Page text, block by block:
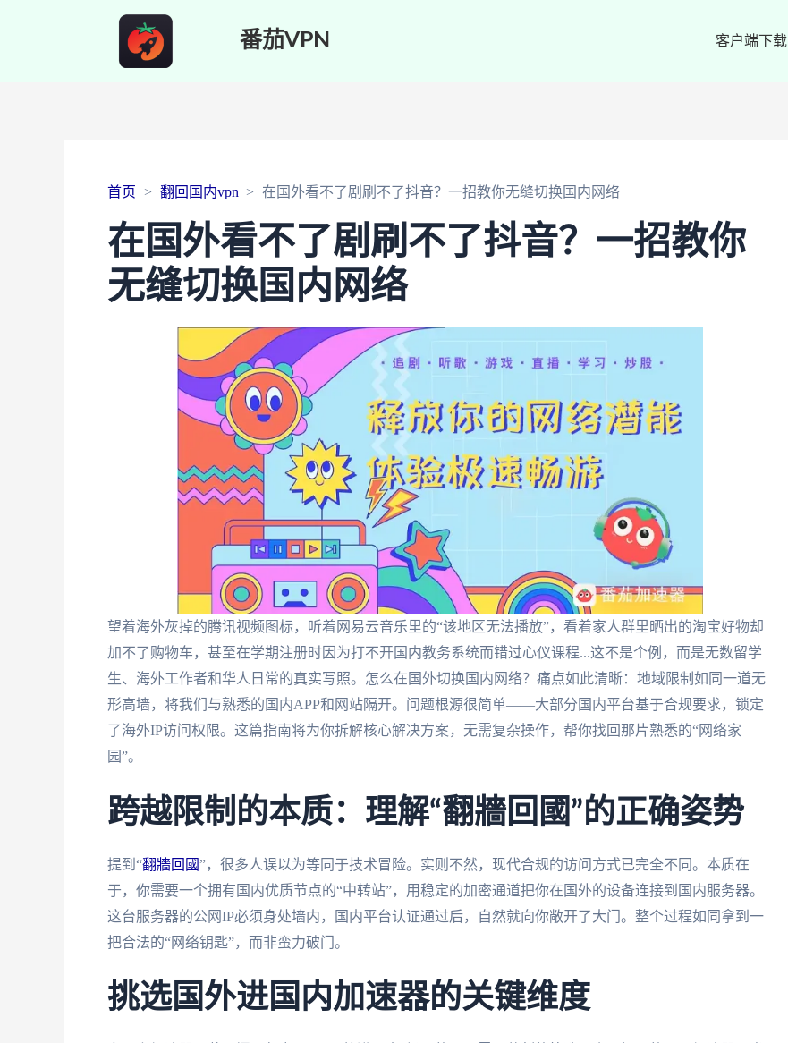
番茄VPN 客户端下载
首页 翻回国内vpn 在国外看不了剧刷不了抖音？一招教你无缝切换国内网络
在国外看不了剧刷不了抖音？一招教你
无缝切换国内网络
望着海外灰掉的腾讯视频图标，听着网易云音乐里的“该地区无法播放”，看着家人群里晒出的淘宝好物却
加不了购物车，甚至在学期注册时因为打不开国内教务系统而错过心仪课程...这不是个例，而是无数留学
生、海外工作者和华人日常的真实写照。怎么在国外切换国内网络？痛点如此清晰：地域限制如同一道无
形高墙，将我们与熟悉的国内APP和网站隔开。问题根源很简单——大部分国内平台基于合规要求，锁定
了海外IP访问权限。这篇指南将为你拆解核心解决方案，无需复杂操作，帮你找回那片熟悉的“网络家
园”。
跨越限制的本质：理解“翻牆回國”的正确姿势
提到“翻牆回國”，很多人误以为等同于技术冒险。实则不然，现代合规的访问方式已完全不同。本质在
于，你需要一个拥有国内优质节点的“中转站”，用稳定的加密通道把你在国外的设备连接到国内服务器。
这台服务器的公网IP必须身处墙内，国内平台认证通过后，自然就向你敞开了大门。整个过程如同拿到一
把合法的“网络钥匙”，而非蛮力破门。
挑选国外进国内加速器的关键维度